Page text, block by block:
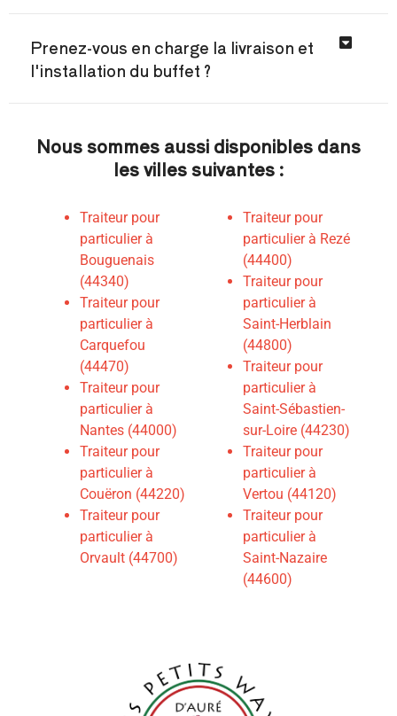
Prenez-vous en charge la livraison et
l'installation du buffet ?
Nous sommes aussi disponibles dans
les villes suivantes :
Traiteur pour
particulier à
Bouguenais
(44340)
Traiteur pour
particulier à
Carquefou
(44470)
Traiteur pour
particulier à
Nantes (44000)
Traiteur pour
particulier à
Couëron (44220)
Traiteur pour
particulier à
Orvault (44700)
Traiteur pour
particulier à Rezé
(44400)
Traiteur pour
particulier à
Saint-Herblain
(44800)
Traiteur pour
particulier à
Saint-Sébastien-
sur-Loire (44230)
Traiteur pour
particulier à
Vertou (44120)
Traiteur pour
particulier à
Saint-Nazaire
(44600)